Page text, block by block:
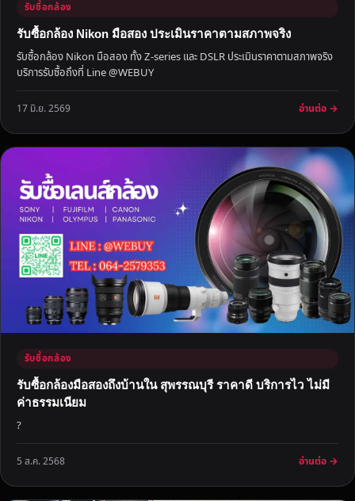
รับซื้อกล้อง
รับซื้อกล้อง Nikon มือสอง ประเมินราคาตามสภาพจริง
รับซื้อกล้อง Nikon มือสอง ทั้ง Z-series และ DSLR ประเมินราคาตามสภาพจริง
บริการรับซื้อถึงที่ Line @WEBUY
17 มิ.ย. 2569 อ่านต่อ →
รับซื้อกล้อง
รับซื้อกล้องมือสองถึงบ้านใน สุพรรณบุรี ราคาดี บริการไว ไม่มี
ค่าธรรมเนียม
?
5 ส.ค. 2568 อ่านต่อ →